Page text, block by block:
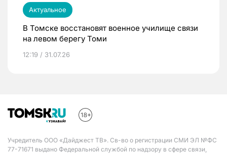
Актуальное
В Томске восстановят военное училище связи
на левом берегу Томи
12:19 / 31.07.26
Учредитель ООО «Дайджест ТВ». Св-во о регистрации СМИ ЭЛ №ФС
77-71671 выдано Федеральной службой по надзору в сфере связи,